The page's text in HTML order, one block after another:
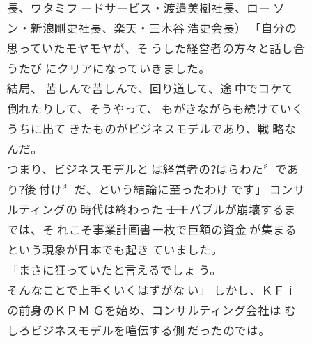
長、ワタミフ ードサービス・渡邉美樹社長、ロー ソ
ン・新浪剛史社長、楽天・三木谷 浩史会長） 「自分の
思っていたモヤモヤが、そ うした経営者の方々と話し合
うたび にクリアになっていきました。
結局、 苦しんで苦しんで、回り道して、途 中でコケて
倒れたりして、そうやって、 もがきながらも続けていく
うちに出て きたものがビジネスモデルであり、戦 略な
んだ。
つまり、ビジネスモデルと は経営者の?はらわた〞であ
り?後 付け〞だ、という結論に至ったわけ です」 コンサ
ルティングの 時代は終わった ――ＩＴバブルが崩壊するま
では、そ れこそ事業計画書一枚で巨額の資金 が集まる
という現象が日本でも起き ていました。
「まさに狂っていたと言えるでしょ う。
そんなことで上手くいくはずがな い」 ――しかし、ＫＦｉ
の前身のＫＰＭ Ｇを始め、コンサルティング会社は む
しろビジネスモデルを喧伝する側 だったのでは。